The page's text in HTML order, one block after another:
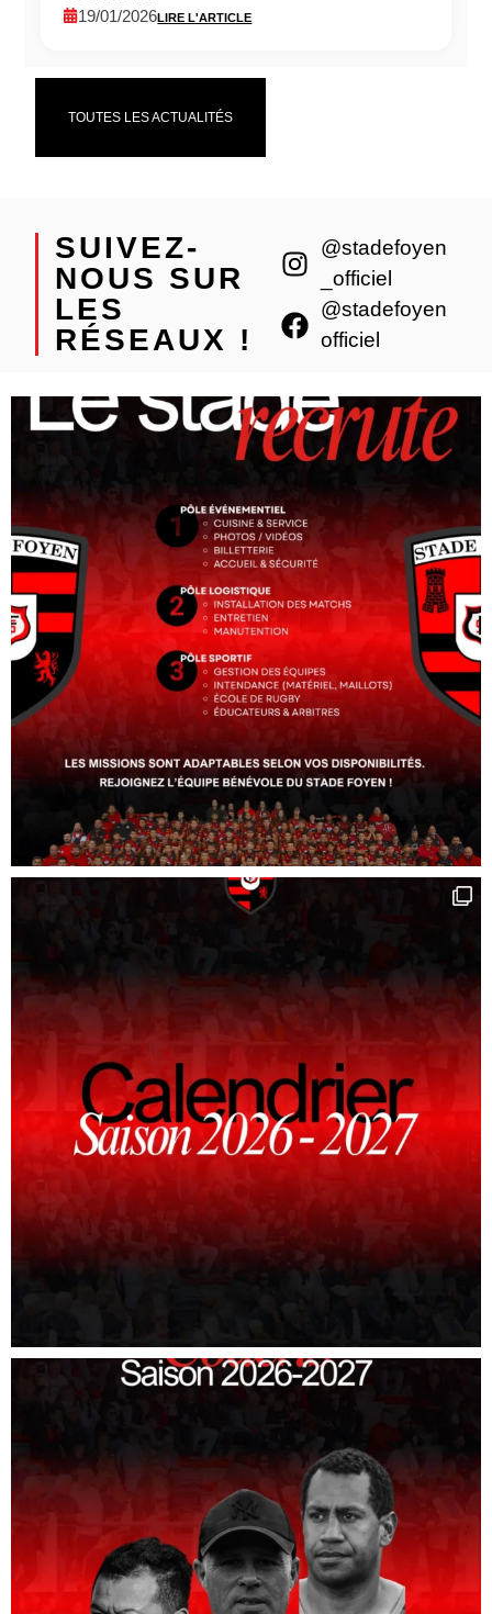
19/01/2026LIRE L'ARTICLE
TOUTES LES ACTUALITÉS
SUIVEZ-
NOUS SUR
LES
RÉSEAUX !
@stadefoyen
_officiel
@stadefoyen
officiel